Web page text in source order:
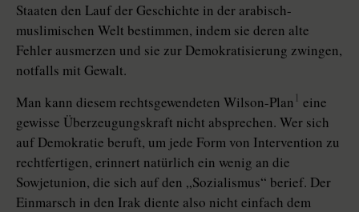
Staaten den Lauf der Geschichte in der arabisch-
muslimischen Welt bestimmen, indem sie deren alte
Fehler ausmerzen und sie zur Demokratisierung zwingen,
notfalls mit Gewalt.
Man kann diesem rechtsgewendeten Wilson-Plan 1 eine
gewisse Überzeugungskraft nicht absprechen. Wer sich
auf Demokratie beruft, um jede Form von Intervention zu
rechtfertigen, erinnert natürlich ein wenig an die
Sowjetunion, die sich auf den „Sozialismus“ berief. Der
Einmarsch in den Irak diente also nicht einfach dem